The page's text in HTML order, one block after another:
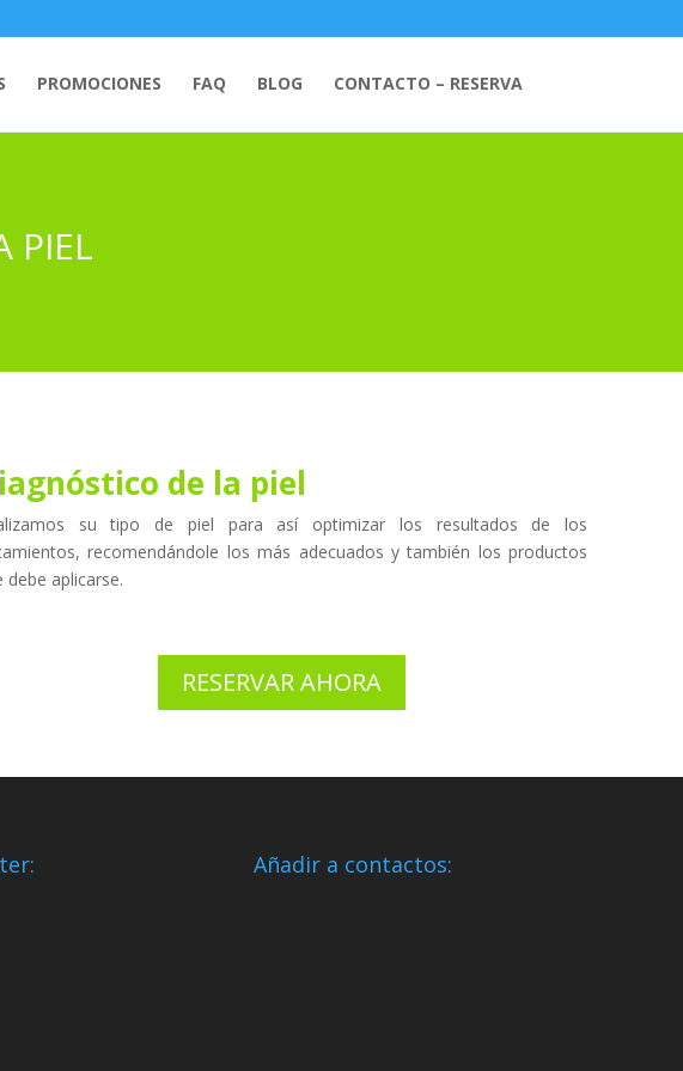
PROMOCIONES FAQ BLOG CONTACTO – RESERVA
PIEL
de la piel
su tipo de piel para así optimizar los resultados de los
recomendándole los más adecuados y también los productos
debe aplicarse.
RESERVAR AHORA
Añadir a contactos: